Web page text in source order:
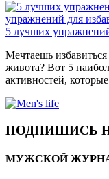
упражнений для
5 лучших
Мечтаешь
живота? Вот 5
активностей,
ПОДПИШИСЬ
МУЖСКОЙ